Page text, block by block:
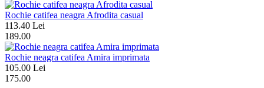
Rochie catifea neagra Afrodita casual
113.40 Lei
189.00
Rochie neagra catifea Amira imprimata
105.00 Lei
175.00